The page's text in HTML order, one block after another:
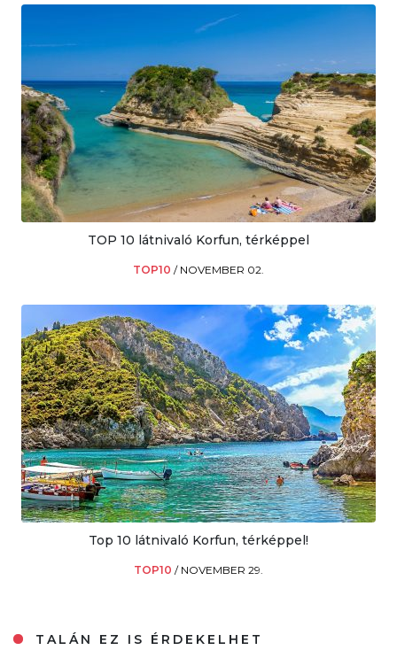
TOP 10 látnivaló Korfun, térképpel
TOP10 / NOVEMBER 02.
Top 10 látnivaló Korfun, térképpel!
TOP10 / NOVEMBER 29.
TALÁN EZ IS ÉRDEKELHET